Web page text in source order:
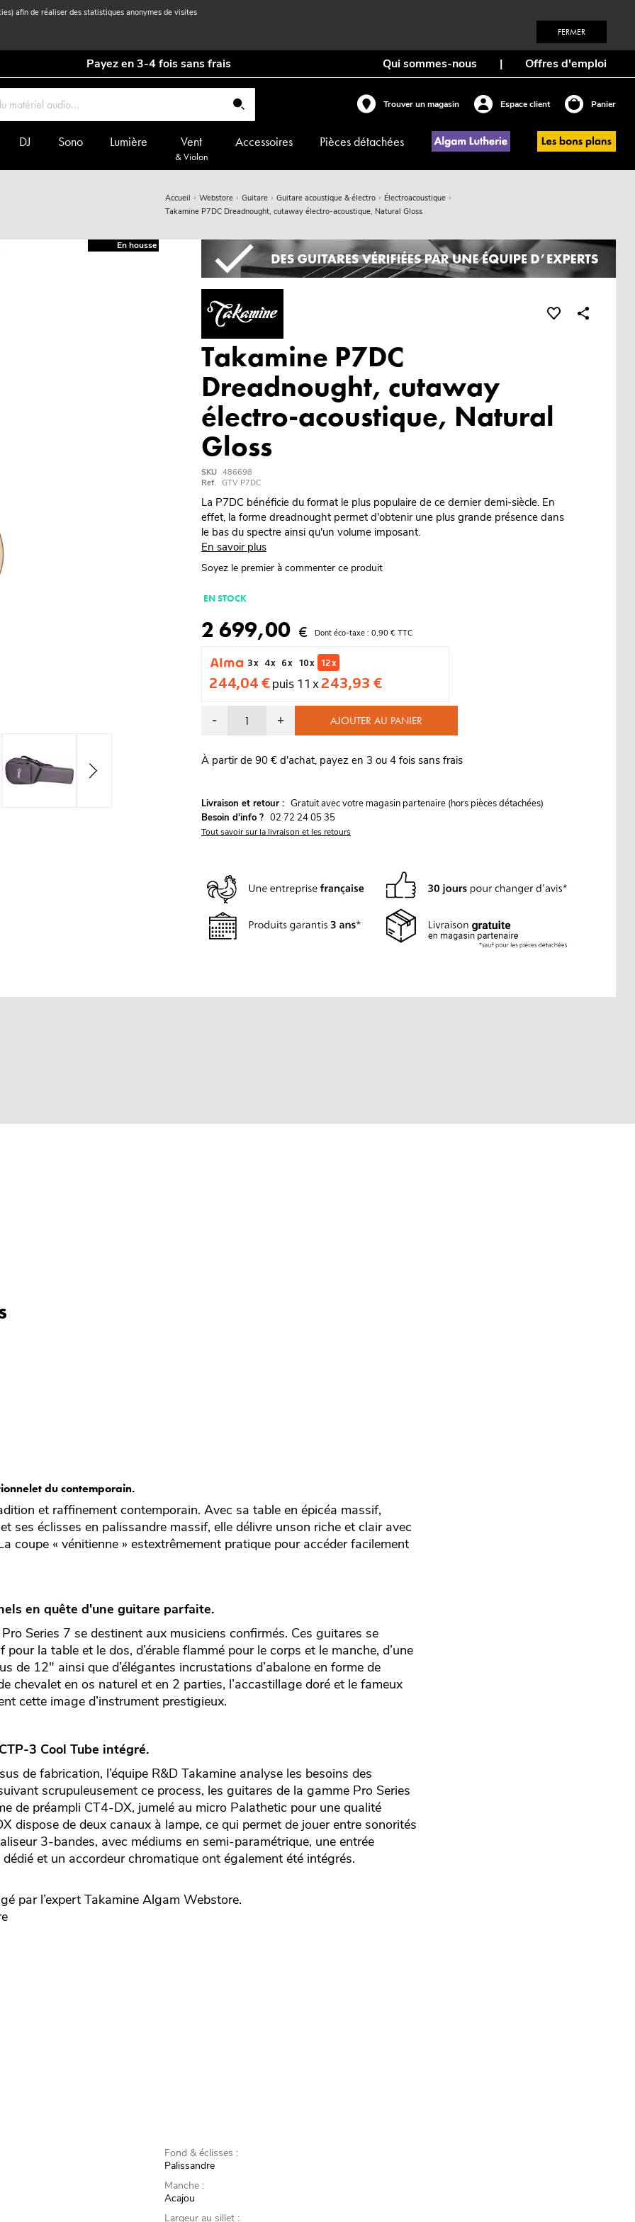
afin de réaliser des statistiques anonymes de visites
FERMER
Payez en 3-4 fois sans frais Qui sommes-nous | Offres d'emploi
Trouver un magasin Espace client Panier
DJ Sono Lumière Vent
& Violon
Accessoires Pièces détachées
Accueil Webstore Guitare Guitare acoustique & électro
Électroacoustique
Takamine P7DC Dreadnought, cutaway électro-acoustique, Natural Gloss
En housse
Takamine P7DC
Dreadnought, cutaway
électro-acoustique, Natural
Gloss
SKU 486698
Ref. GTV P7DC
La P7DC bénéficie du format le plus populaire de ce dernier demi-siècle. En
effet, la forme dreadnought permet d'obtenir une plus grande présence dans
le bas du spectre ainsi qu'un volume imposant.
En savoir plus
Soyez le premier à commenter ce produit
EN STOCK
2 699,00 € Dont éco-taxe : 0,90 € TTC
3 x 4 x 6 x 10 x 12 x
244,04 €puis 11 x243,93 €
- + AJOUTER AU PANIER
À partir de 90 € d'achat, payez en 3 ou 4 fois sans frais
Livraison et retour : Gratuit avec votre magasin partenaire (hors pièces détachées)
Besoin d'info ? 02 72 24 05 35
Tout savoir sur la livraison et les retours
du contemporain.
et raffinement contemporain. Avec sa table en épicéa massif,
ses éclisses en palissandre massif, elle délivre unson riche et clair avec
coupe « vénitienne » estextrêmement pratique pour accéder facilement
en quête d'une guitare parfaite.
Series 7 se destinent aux musiciens confirmés. Ces guitares se
pour la table et le dos, d’érable flammé pour le corps et le manche, d’une
de 12" ainsi que d’élégantes incrustations d’abalone en forme de
chevalet en os naturel et en 2 parties, l’accastillage doré et le fameux
cette image d’instrument prestigieux.
3 Cool Tube intégré.
de fabrication, l’équipe R&D Takamine analyse les besoins des
scrupuleusement ce process, les guitares de la gamme Pro Series
de préampli CT4-DX, jumelé au micro Palathetic pour une qualité
dispose de deux canaux à lampe, ce qui permet de jouer entre sonorités
3-bandes, avec médiums en semi-paramétrique, une entrée
et un accordeur chromatique ont également été intégrés.
par l’expertTakamine Algam Webstore.
Fond & éclisses :
Palissandre
Manche :
Acajou
Largeur au sillet :